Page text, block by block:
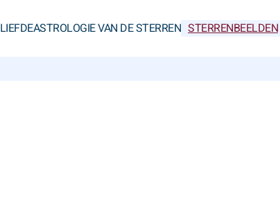
LIEFDEASTROLOGIE VAN DE STERREN STERRENBEELDEN